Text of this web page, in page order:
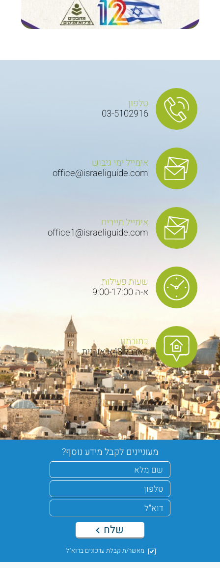
טלפון
03-5102916
אימייל ימי גיבוש
office@israeliguide.com
אימייל תיירים
office1@israeliguide.com
שעות פעילות
א-ה 9:00-17:00
כתובתנו
הארבל 43א אורנית
מעוניינים לקבל מידע נוסף?
מאשר/ת קבלת עדכונים בדוא"ל
שלח